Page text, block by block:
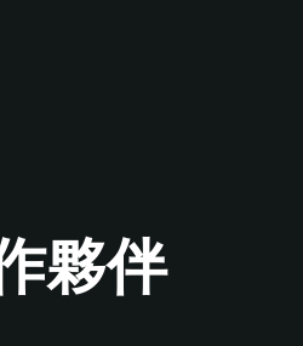
夥伴